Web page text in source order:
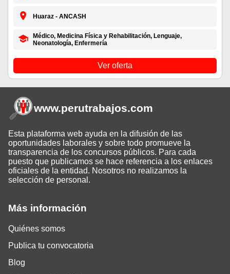
Huaraz - ANCASH
Médico, Medicina Física y Rehabilitación, Lenguaje,
Neonatología, Enfermería
Ver oferta
Más información
Quiénes somos
Publica tu convocatoria
Blog
www.perutrabajos.com
Esta plataforma web ayuda en la difusión de las
oportunidades laborales y sobre todo promueve la
transparencia de los concursos públicos. Para cada
puesto que publicamos se hace referencia a los enlaces
oficiales de la entidad. Nosotros no realizamos la
selección de personal.